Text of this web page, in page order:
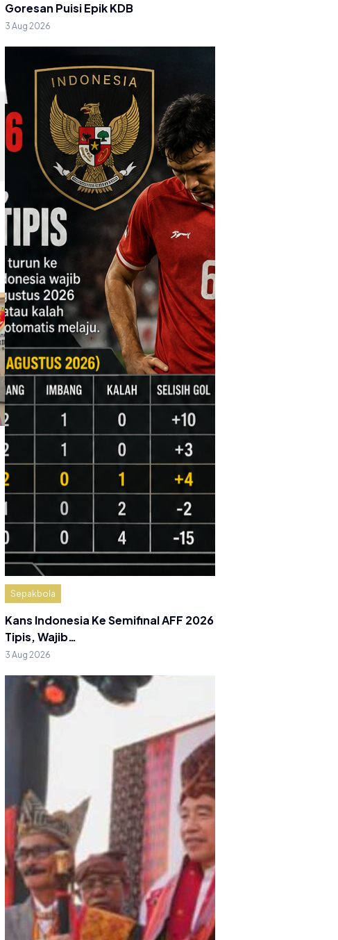
Goresan Puisi Epik KDB
3 Aug 2026
Sepakbola
Kans Indonesia Ke Semifinal AFF 2026
Tipis, Wajib…
3 Aug 2026